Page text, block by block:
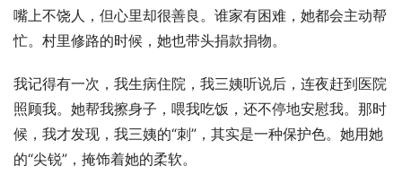
嘴上不饶人，但心里却很善良。谁家有困难，她都会主动帮
忙。村里修路的时候，她也带头捐款捐物。
我记得有一次，我生病住院，我三姨听说后，连夜赶到医院
照顾我。她帮我擦身子，喂我吃饭，还不停地安慰我。那时
候，我才发现，我三姨的“刺”，其实是一种保护色。她用她
的“尖锐”，掩饰着她的柔软。